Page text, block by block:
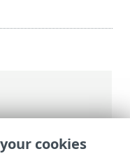
Security
Smart
cookies